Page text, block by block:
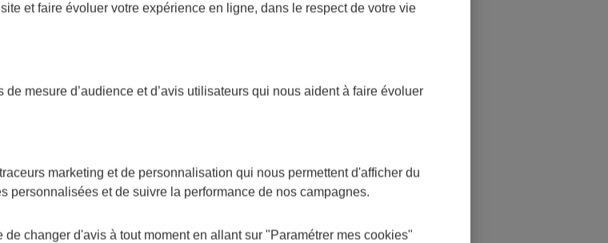
fille, seule une assurance spécifique
désignée comme responsable de
souscrite pour votre famille.
et faire évoluer votre expérience en ligne, dans le respect de votre vie
de mesure d’audience et d’avis utilisateurs qui nous aident à faire évoluer
marketing et de personnalisation qui nous permettent d'afficher du
personnalisées et de suivre la performance de nos campagnes.
changer d'avis à tout moment en allant sur "Paramétrer mes cookies"